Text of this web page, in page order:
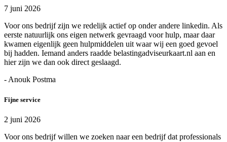
7 juni 2026
Voor ons bedrijf zijn we redelijk actief op onder andere linkedin. Als
eerste natuurlijk ons eigen netwerk gevraagd voor hulp, maar daar
kwamen eigenlijk geen hulpmiddelen uit waar wij een goed gevoel
bij hadden. Iemand anders raadde belastingadviseurkaart.nl aan en
hier zijn we dan ook direct geslaagd.
- Anouk Postma
Fijne service
2 juni 2026
Voor ons bedrijf willen we zoeken naar een bedrijf dat professionals